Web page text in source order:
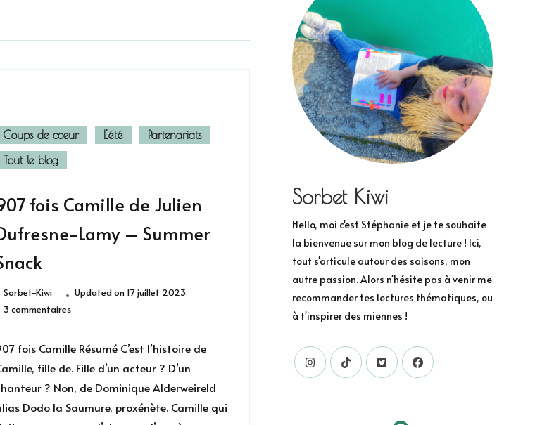
Coups de coeur L'été
Partenariats
Tout le blog
fois Camille de Julien
Lamy – Summer
Sorbet-Kiwi Updated on 17 juillet 2023
3 commentairessur
fois
de
Julien
Dufresne-
fois Camille Résumé C’est l’histoire de
fille de. Fille d’un acteur ? D’un
? Non, de Dominique Alderweireld
Dodo la Saumure, proxénète. Camille qui
Sorbet Kiwi
Hello, moi c'est Stéphanie et je te souhaite
la bienvenue sur mon blog de lecture ! Ici,
tout s'articule autour des saisons, mon
autre passion. Alors n'hésite pas à venir me
recommander tes lectures thématiques, ou
à t'inspirer des miennes !